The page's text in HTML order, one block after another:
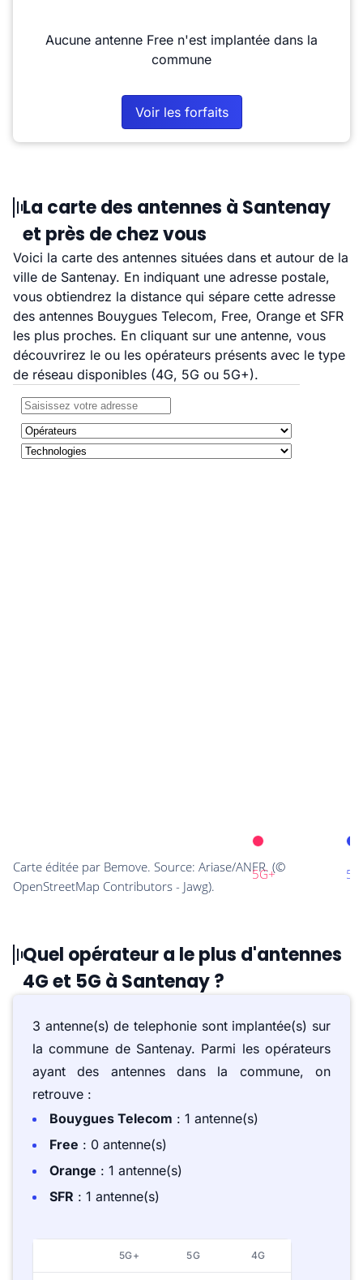
Aucune antenne Free n'est implantée dans la
commune
Voir les forfaits
La carte des antennes à Santenay
et près de chez vous
Voici la carte des antennes situées dans et autour de la
ville de Santenay. En indiquant une adresse postale,
vous obtiendrez la distance qui sépare cette adresse
des antennes Bouygues Telecom, Free, Orange et SFR
les plus proches. En cliquant sur une antenne, vous
découvrirez le ou les opérateurs présents avec le type
de réseau disponibles (4G, 5G ou 5G+).
Quel opérateur a le plus d'antennes
4G et 5G à Santenay ?
3 antenne(s) de telephonie sont implantée(s) sur
la commune de Santenay. Parmi les opérateurs
ayant des antennes dans la commune, on
retrouve :
Bouygues Telecom : 1 antenne(s)
Free : 0 antenne(s)
Orange : 1 antenne(s)
SFR : 1 antenne(s)
5G+ 5G 4G